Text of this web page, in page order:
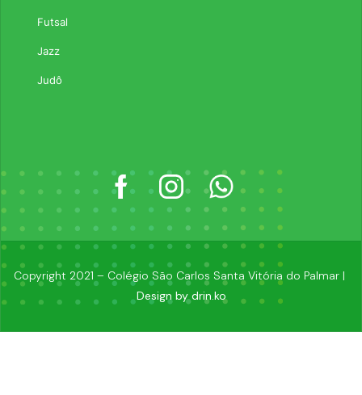
Futsal
Jazz
Judô
Copyright 2021 – Colégio São Carlos Santa Vitória do Palmar |
Design by drin.ko